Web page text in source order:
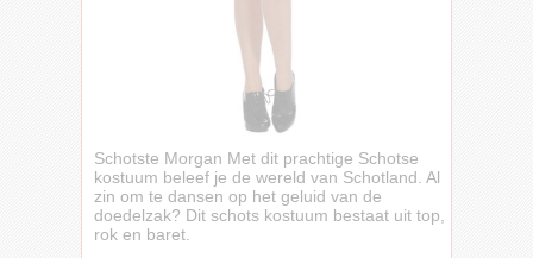
Schotste Morgan Met dit prachtige Schotse
kostuum beleef je de wereld van Schotland. Al
zin om te dansen op het geluid van de
doedelzak? Dit schots kostuum bestaat uit top,
rok en baret.